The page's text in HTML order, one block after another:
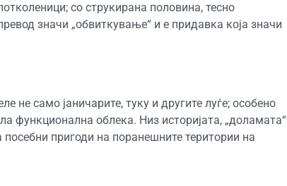
со струкирана половина, тесно
значи „обвиткување“ и е придавка која значи
не само јаничарите, туку и другите луѓе; особено
функционална облека. Низ историјата, „доламата“
пригоди на поранешните територии на